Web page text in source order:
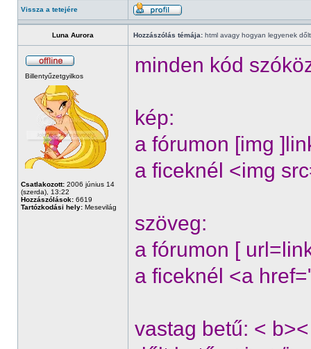
Vissza a tetejére
Luna Aurora Hozzászólás témája: html avagy hogyan legyenek
Billentyűzetgyilkos
Csatlakozott: 2006 június 14
(szerda), 13:22
Hozzászólások: 6619
Tartózkodási hely: Mesevilág
minden kód
kép:
a fórumon [img
a ficeknél <img
szöveg:
a fórumon [
a ficeknél <a
vastag betű: <